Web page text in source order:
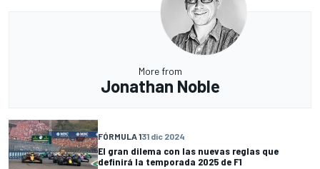
More from
Jonathan Noble
FÓRMULA 131 dic 2024
El gran dilema con las nuevas reglas que
definirá la temporada 2025 de F1